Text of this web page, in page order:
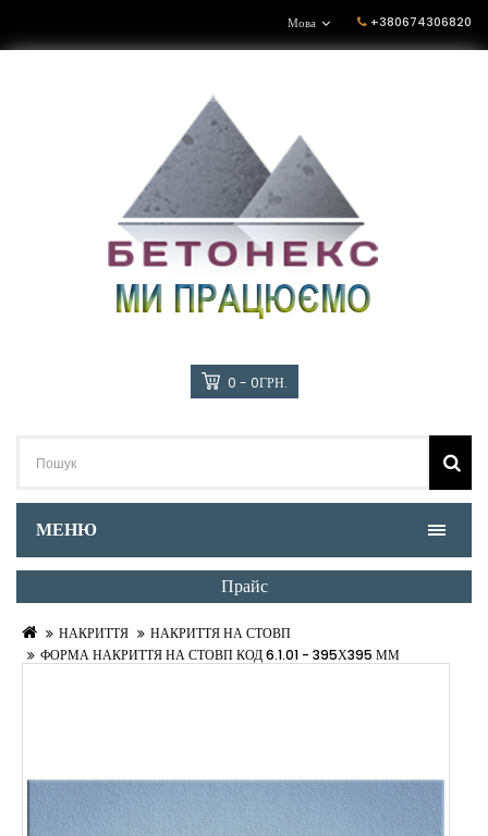
+380674306820
Мова
0 - 0ГРН.
МЕНЮ
Прайс
НАКРИТТЯ
НАКРИТТЯ НА СТОВП
ФОРМА НАКРИТТЯ НА СТОВП КОД 6.1.01 - 395Х395 ММ